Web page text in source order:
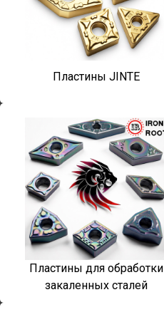
Пластины JINTE
Пластины для обработки
закаленных сталей